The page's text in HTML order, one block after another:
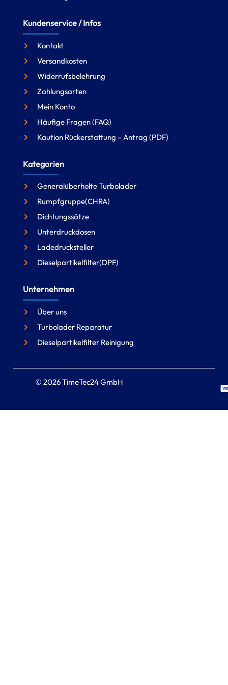
Kundenservice / Infos
Kontakt
Versandkosten
Widerrufsbelehrung
Zahlungsarten
Mein Konto
Häufige Fragen (FAQ)
Kaution Rückerstattung – Antrag (PDF)
Kategorien
Generalüberholte Turbolader
Rumpfgruppe(CHRA)
Dichtungssätze
Unterdruckdosen
Ladedrucksteller
Dieselpartikelfilter(DPF)
Unternehmen
Über uns
Turbolader Reparatur
Dieselpartikelfilter Reinigung
© 2026 TimeTec24 GmbH